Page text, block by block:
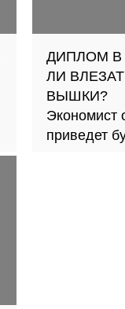
ДИПЛОМ В
ЛИ
ВЫШКИ?
Экономист
приведет